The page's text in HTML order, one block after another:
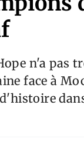
n'a pas
face à